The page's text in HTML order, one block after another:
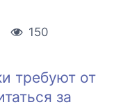
150
требуют от
за